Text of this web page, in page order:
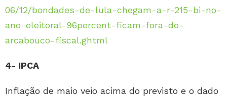
06/12/bondades-de-lula-chegam-a-r-215-bi-no-
ano-eleitoral-96percent-ficam-fora-do-
arcabouco-fiscal.ghtml
4- IPCA
Inflação de maio veio acima do previsto e o dado